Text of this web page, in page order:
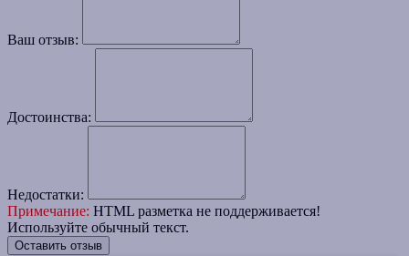
Ваш отзыв:
Достоинства:
Недостатки:
Примечание: HTML разметка не поддерживается!
Используйте обычный текст.
Оставить отзыв